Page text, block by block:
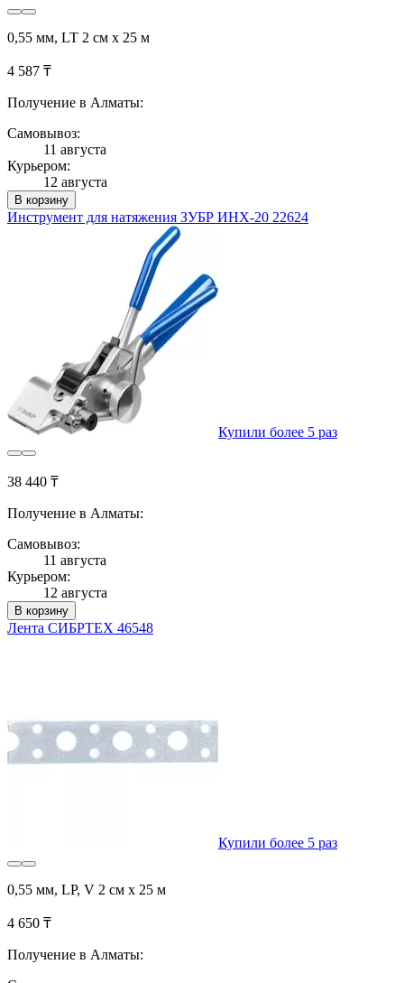
0,55 мм, LT 2 см х 25 м
4 587 ₸
Получение в Алматы:
Самовывоз:
11 августа
Курьером:
12 августа
В корзину
Инструмент для натяжения ЗУБР ИНХ-20 22624
Купили более 5 раз
38 440 ₸
Получение в Алматы:
Самовывоз:
11 августа
Курьером:
12 августа
В корзину
Лента СИБРТЕХ 46548
Купили более 5 раз
0,55 мм, LP, V 2 см х 25 м
4 650 ₸
Получение в Алматы: